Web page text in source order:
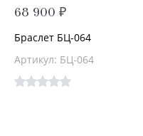
68 900 ₽
Браслет БЦ-064
Артикул: БЦ-064